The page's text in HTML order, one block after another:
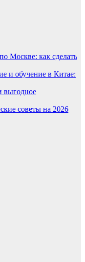
Москве: как сделать
и обучение в Китае:
выгодное
советы на 2026